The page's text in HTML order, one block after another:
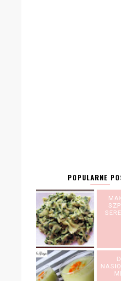
POPULARNE